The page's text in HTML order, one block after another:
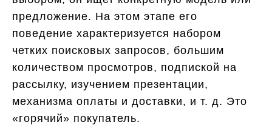
предложение. На этом этапе его
поведение характеризуется набором
четких поисковых запросов, большим
количеством просмотров, подпиской на
рассылку, изучением презентации,
механизма оплаты и доставки, и т. д. Это
«горячий» покупатель.